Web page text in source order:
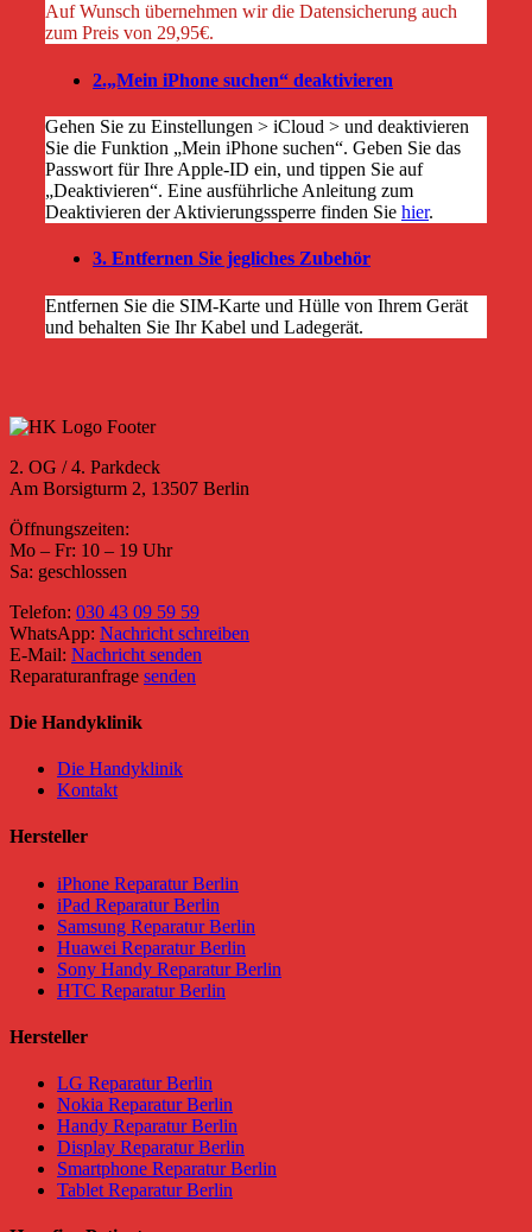
Auf Wunsch übernehmen wir die Datensicherung auch
zum Preis von 29,95€.
2.„Mein iPhone suchen“ deaktivieren
Gehen Sie zu Einstellungen > iCloud > und deaktivieren
Sie die Funktion „Mein iPhone suchen“. Geben Sie das
Passwort für Ihre Apple-ID ein, und tippen Sie auf
„Deaktivieren“. Eine ausführliche Anleitung zum
Deaktivieren der Aktivierungssperre finden Sie hier.
3. Entfernen Sie jegliches Zubehör
Entfernen Sie die SIM-Karte und Hülle von Ihrem Gerät
und behalten Sie Ihr Kabel und Ladegerät.
2. OG / 4. Parkdeck
Am Borsigturm 2, 13507 Berlin
Öffnungszeiten:
Mo – Fr: 10 – 19 Uhr
Sa: geschlossen
Telefon: 030 43 09 59 59
WhatsApp: Nachricht schreiben
E-Mail: Nachricht senden
Reparaturanfrage senden
Die Handyklinik
Die Handyklinik
Kontakt
Hersteller
iPhone Reparatur Berlin
iPad Reparatur Berlin
Samsung Reparatur Berlin
Huawei Reparatur Berlin
Sony Handy Reparatur Berlin
HTC Reparatur Berlin
Hersteller
LG Reparatur Berlin
Nokia Reparatur Berlin
Handy Reparatur Berlin
Display Reparatur Berlin
Smartphone Reparatur Berlin
Tablet Reparatur Berlin